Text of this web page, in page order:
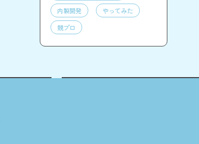
内製開発
やってみた
競プロ